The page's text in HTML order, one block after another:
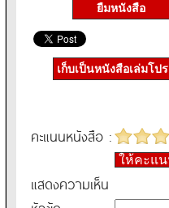
ยืมหนังสือ
เก็บเป็นหนังสือเล่มโป
คะแนนหนังสือ :
ให้คะแ
แสดงความเห็น